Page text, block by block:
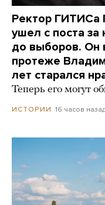
Ректор ГИТИСа
ушел с поста
до выборов. Он
протеже
лет старался
Теперь его могут
ИСТОРИИ 16 часов назад